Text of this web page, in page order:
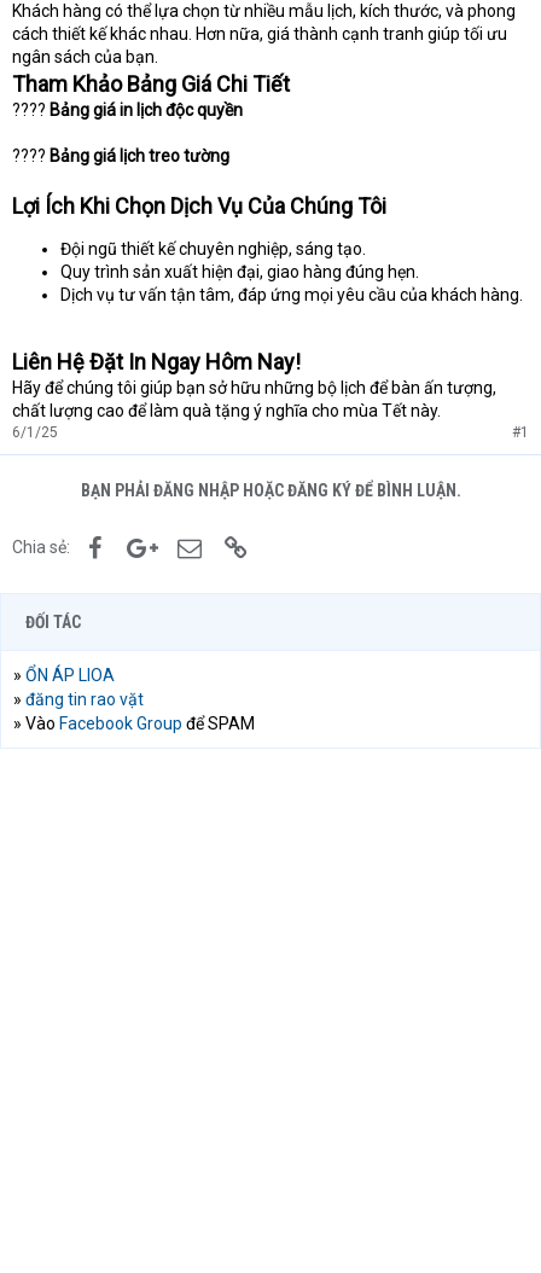
Khách hàng có thể lựa chọn từ nhiều mẫu lịch, kích thước, và phong
cách thiết kế khác nhau. Hơn nữa, giá thành cạnh tranh giúp tối ưu
ngân sách của bạn.
Tham Khảo Bảng Giá Chi Tiết
???? Bảng giá in lịch độc quyền
???? Bảng giá lịch treo tường
Lợi Ích Khi Chọn Dịch Vụ Của Chúng Tôi
Đội ngũ thiết kế chuyên nghiệp, sáng tạo.
Quy trình sản xuất hiện đại, giao hàng đúng hẹn.
Dịch vụ tư vấn tận tâm, đáp ứng mọi yêu cầu của khách hàng.
Liên Hệ Đặt In Ngay Hôm Nay!
Hãy để chúng tôi giúp bạn sở hữu những bộ lịch để bàn ấn tượng,
chất lượng cao để làm quà tặng ý nghĩa cho mùa Tết này.
6/1/25 #1
BẠN PHẢI ĐĂNG NHẬP HOẶC ĐĂNG KÝ ĐỂ BÌNH LUẬN.
Chia sẻ: FacebookGoogle+Email
ĐỐI TÁC
» ỔN ÁP LIOA
» đăng tin rao vặt
» Vào Facebook Group để SPAM